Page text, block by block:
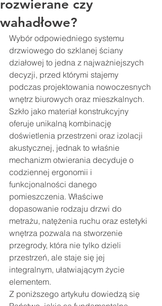
rozwierane czy
wahadłowe?
Wybór odpowiedniego systemu
drzwiowego do szklanej ściany
działowej to jedna z najważniejszych
decyzji, przed którymi stajemy
podczas projektowania nowoczesnych
wnętrz biurowych oraz mieszkalnych.
Szkło jako materiał konstrukcyjny
oferuje unikalną kombinację
doświetlenia przestrzeni oraz izolacji
akustycznej, jednak to właśnie
mechanizm otwierania decyduje o
codziennej ergonomii i
funkcjonalności danego
pomieszczenia. Właściwe
dopasowanie rodzaju drzwi do
metrażu, natężenia ruchu oraz estetyki
wnętrza pozwala na stworzenie
przegrody, która nie tylko dzieli
przestrzeń, ale staje się jej
integralnym, ułatwiającym życie
elementem.
Z poniższego artykułu dowiedzą się